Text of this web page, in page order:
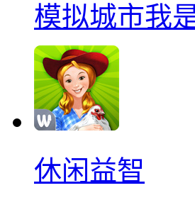
模拟城市我
休闲益智